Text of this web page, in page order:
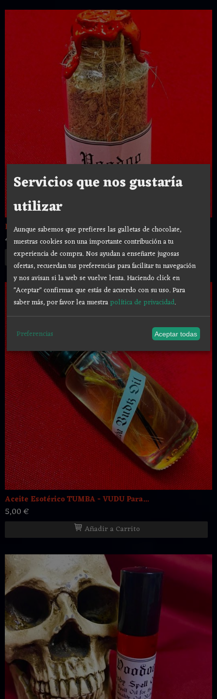
INCIENSO POLVO " VOODOO "
4,90 €
Añadir a Carrito
Aceite Esotérico TUMBA - VUDU Para...
5,00 €
Añadir a Carrito
Servicios que nos gustaría
utilizar
Aunque sabemos que prefieres las galletas de chocolate,
nuestras cookies son una importante contribución a tu
experiencia de compra. Nos ayudan a enseñarte jugosas
ofertas, recuerdan tus preferencias para facilitar tu navegación
y nos avisan si la web se vuelve lenta. Haciendo click en
"Aceptar" confirmas que estás de acuerdo con su uso.Para
saber más, por favor lea nuestrapolítica de privacidad.
Preferencias Aceptar todas